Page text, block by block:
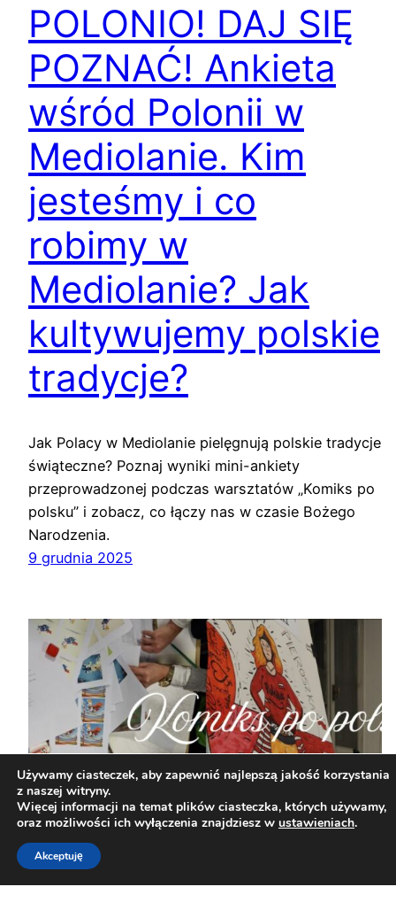
POLONIO! DAJ SIĘ
POZNAĆ! Ankieta
wśród Polonii w
Mediolanie. Kim
jesteśmy i co
robimy w
Mediolanie? Jak
kultywujemy polskie
tradycje?
Jak Polacy w Mediolanie pielęgnują polskie tradycje
świąteczne? Poznaj wyniki mini-ankiety
przeprowadzonej podczas warsztatów „Komiks po
polsku” i zobacz, co łączy nas w czasie Bożego
Narodzenia.
9 grudnia 2025
Używamy ciasteczek, aby zapewnić najlepszą jakość korzystania
z naszej witryny.
Więcej informacji na temat plików ciasteczka, których używamy,
oraz możliwości ich wyłączenia znajdziesz w ustawieniach.
Akceptuję